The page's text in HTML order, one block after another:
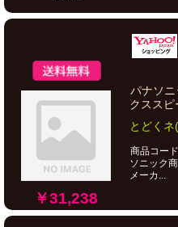
￥31,238
パナソ
クススピ
とどく
商品コー
ソニック
メーカ...